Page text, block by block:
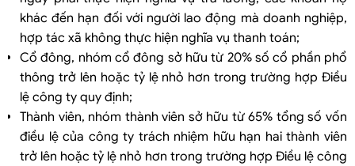
khác đến hạn đối với người lao động mà doanh nghiệp,
hợp tác xã không thực hiện nghĩa vụ thanh toán;
Cổ đông, nhóm cổ đông sở hữu từ 20% số cổ phần phổ
thông trở lên hoặc tỷ lệ nhỏ hơn trong trường hợp Điều
lệ công ty quy định;
Thành viên, nhóm thành viên sở hữu từ 65% tổng số vốn
điều lệ của công ty trách nhiệm hữu hạn hai thành viên
trở lên hoặc tỷ lệ nhỏ hơn trong trường hợp Điều lệ công